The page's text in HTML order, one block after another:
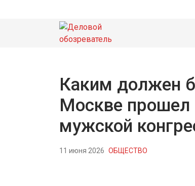
Каким должен
Москве прошел
мужской
11 июня 2026 ОБЩЕСТВО